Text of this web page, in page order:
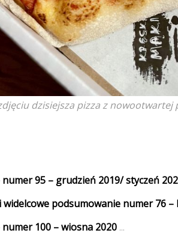
dzisiejsza pizza z nowootwartej
95 – grudzień 2019/ styczeń
podsumowanie numer 76 –
100 – wiosna 2020 ...